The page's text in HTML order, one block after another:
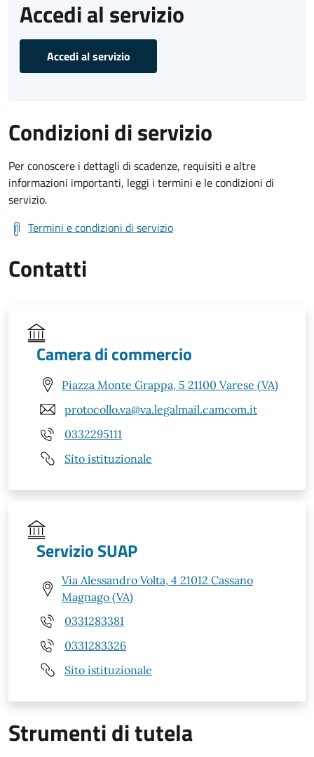
Accedi al servizio
Accedi al servizio
Condizioni di servizio
Per conoscere i dettagli di scadenze, requisiti e altre
informazioni importanti, leggi i termini e le condizioni di
servizio.
Termini e condizioni di servizio
Contatti
Camera di commercio
Piazza Monte Grappa, 5 21100 Varese (VA)
protocollo.va@va.legalmail.camcom.it
0332295111
Sito istituzionale
Servizio SUAP
Via Alessandro Volta, 4 21012 Cassano
Magnago (VA)
0331283381
0331283326
Sito istituzionale
Strumenti di tutela